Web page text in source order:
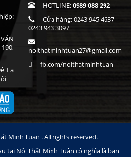
La
HOTLINE:0989 088 292
Cửa hàng:0243 945 4637–
0243 943 3097
noithatminhtuan27@gmail.com
fb.com/noithatminhtuan
Minh Tuân . All rights reserved.
tại Nội Thất Minh Tuân có nghĩa là bạn